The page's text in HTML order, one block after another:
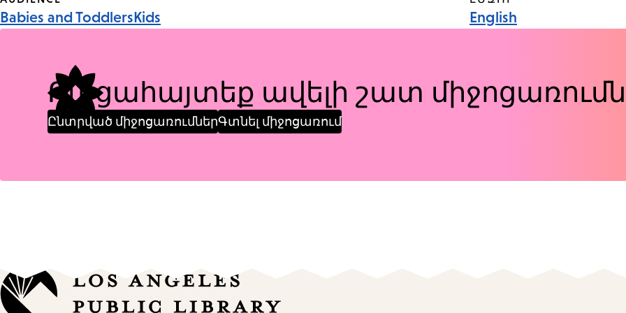
Event
Tags
Babies and ToddlersKids English
Բացահայտեք ավելի շատ
Ընտրված միջոցառումներԳտնել միջոցառում